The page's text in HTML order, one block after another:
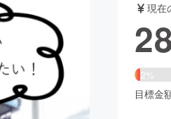
舞台・パフォーマンス
フード・飲食店
現在
2%
目標金